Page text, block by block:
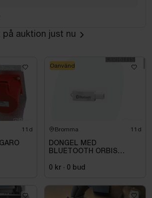
på auktion just nu
11d Bromma 11d
DONGEL MED
BLUETOOTH ORBIS
0 kr · 0 bud
Oanvänd